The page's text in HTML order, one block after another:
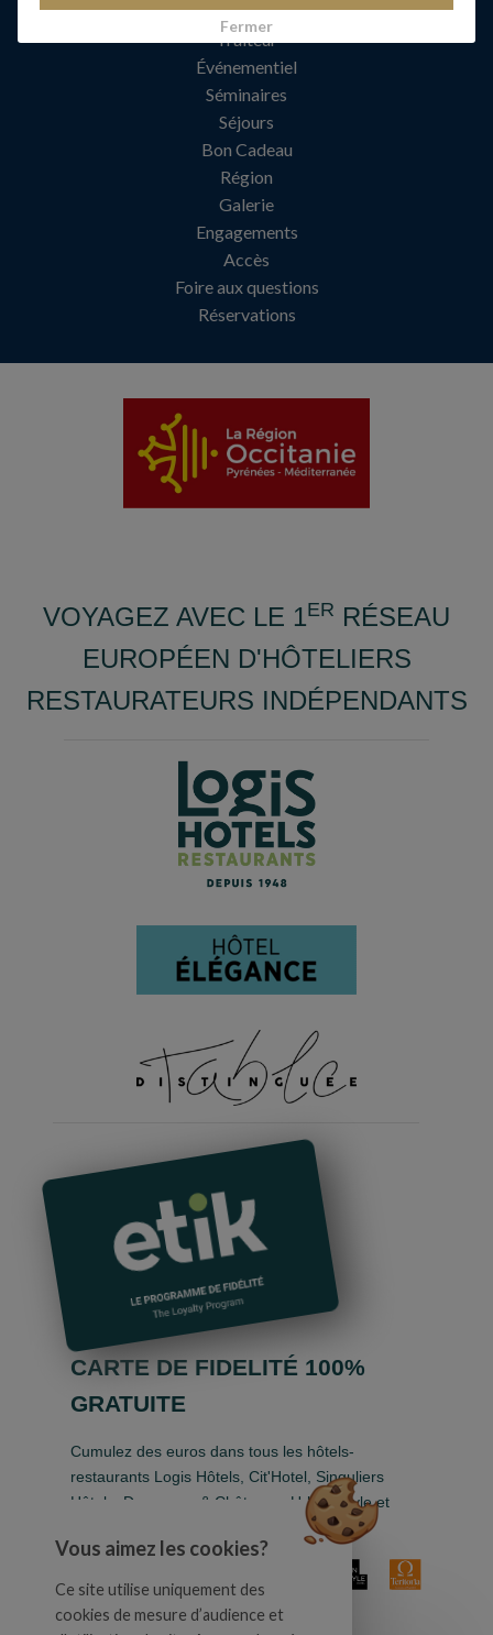
Afterwork
Traiteur
Événementiel
Séminaires
Séjours
Bon Cadeau
Région
Galerie
Engagements
Accès
Foire aux questions
Réservations
VOYAGEZ AVEC LE 1ER RÉSEAU
EUROPÉEN D'HÔTELIERS
RESTAURATEURS INDÉPENDANTS
CARTE DE FIDELITÉ 100%
GRATUITE
Cumulez des euros dans tous les hôtels-
restaurants Logis Hôtels, Cit'Hotel, Singuliers
Hôtels, Demeures & Châteaux, Urban Style et
Vous aimez les cookies?
Ce site utilise uniquement des
cookies de mesure d’audience et
Fermer